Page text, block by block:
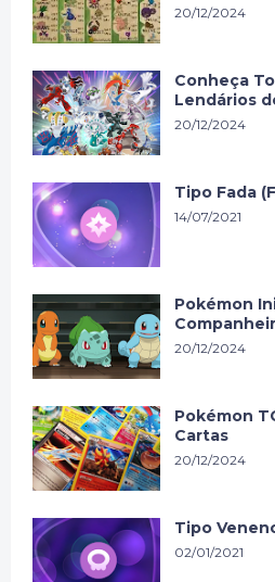
20/12/2024
Conheça
Lendários
20/12/2024
Tipo Fada
14/07/2021
Pokémon
20/12/2024
Pokémon
Cartas
20/12/2024
Tipo
02/01/2021